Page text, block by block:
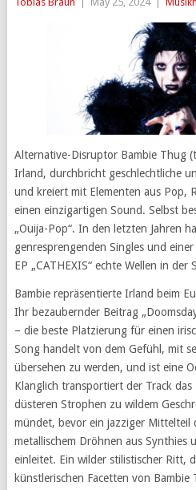
Alternative-Disruptor Bambie Thug
Irland, durchbricht geschlechtliche
und kreiert mit Elementen aus Pop,
einen einzigartigen Sound. Selbst
„Ouija-Pop“. In den letzten Jahren
genresprengenden Singles und
EP „CATHEXIS“ echte Wellen in der
Bambie repräsentierte Irland beim
Ihr bezaubernder Beitrag
– die beste Platzierung für einen
Song handelt von dem Gefühl, mit
übersehen zu werden, und ist eine
Klanglich transportiert der Track
düsteren Strophen zu wildem
mündet, bevor ein jazziger Mittelteil
metallischem Dröhnen aus Synthies
einleitet. Ein wilder stilistischer Ritt,
künstlerischen Facetten von Bambie